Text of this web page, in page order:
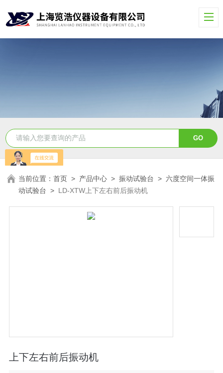
当前位置：首页 > 产品中心 >振动试验台 >六度空间一体振
动试验台 > LD-XTW上下左右前后振动机
上下左右前后振动机